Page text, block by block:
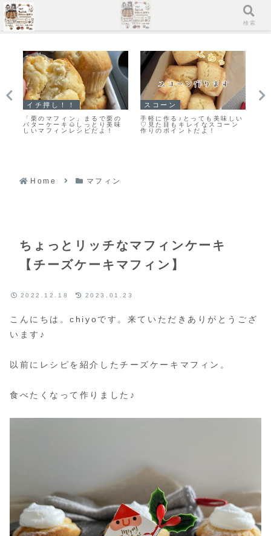
イチ押し！！
「栗のマフィン」まるで栗の
バターケーキ🌰しっとり美味
しいマフィンレシピだよ！
スコーン
手軽に作る♪とっても美味しい
♡見た目もキレイなスコーン
作りのポイントだよ！
Home マフィン
ちょっとリッチなマフィンケーキ
【チーズケーキマフィン】
2022.12.18 2023.01.23
こんにちは。chiyoです。来ていただきありがとうござ
います♪
以前にレシピを紹介したチーズケーキマフィン。
食べたくなって作りました♪
メニュー 検索